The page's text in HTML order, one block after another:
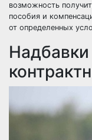
возможность
пособия и
от определенных